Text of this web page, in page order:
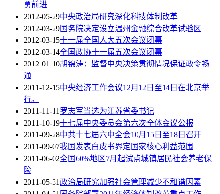
勇前进
2012-05-29中央政治局研究深化科技体制改革
2012-03-29国务院决定设立温州金融综合改革试验区
2012-03-15十一届全国人大五次会议闭幕
2012-03-14全国政协十一届五次会议闭幕
2012-01-10胡锦涛：监督中央决策贯彻情况保证政令畅
通
2011-12-15中央经济工作会议12月12日至14日在北京举
行。
2011-11-11罗志军当选为江苏省委书记
2011-10-19十七届中央委员会第六次全体会议公报
2011-09-28中共十七届六中全会10月15日至18日召开
2011-09-07我国发表白皮书界定国家核心利益范围
2011-06-02全国60%地区7月起试点城镇居民社会养老保
险
2011-05-31政治局研究加强社会管理减少不和谐因素